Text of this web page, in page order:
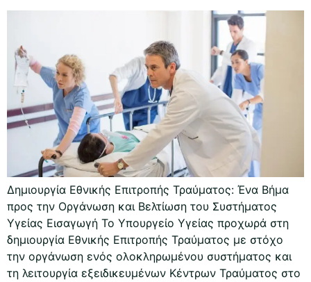
Δημιουργία Εθνικής Επιτροπής Τραύματος: Ένα Βήμα
προς την Οργάνωση και Βελτίωση του Συστήματος
Υγείας Εισαγωγή Το Υπουργείο Υγείας προχωρά στη
δημιουργία Εθνικής Επιτροπής Τραύματος με στόχο
την οργάνωση ενός ολοκληρωμένου συστήματος και
τη λειτουργία εξειδικευμένων Κέντρων Τραύματος στο